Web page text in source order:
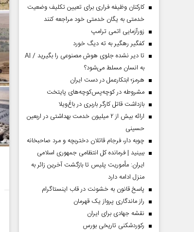
کارکنان وظیفه فراری برای تعیین تکلیف وضعیت
خدمتی به یگان خدمتی خود مراجعه کنند
زورآزمایی اتمی ترامپ
کفگیر رهگیر به ته دیگ خورد
تا دیر نشده جلوی هوش مصنوعی را بگیرید / AI
به انسان مسلط می‌شود؟
هرمز؛ ابتکارعمل در دست ایران
مشروطه در کوچه‌پس‌کوچه‌های پایتخت
بازداشت قاتل کارگر باربری در باغ‌ویلا
ارائه بیش از ۲ میلیون خدمت بهداشتی در اربعین
حسینی
چوبه دار، فرجام قاتلان دختربچه و مرد صاحبخانه
ببینید | فرمانده کل انتظامی جمهوری اسلامی
ایران­: مأموریت پلیس تا بازگشت آخرین زائر به
منزل ادامه دارد
پاسخ قانون به خشونت در قاب اینستاگرام
راز ماندگاری پرواز یک قهرمان
نقشه جهادی برای ایران
رکوردشکنی تاریخی بورس